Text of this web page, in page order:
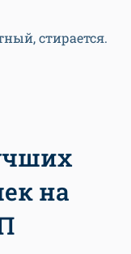
стирается.
на